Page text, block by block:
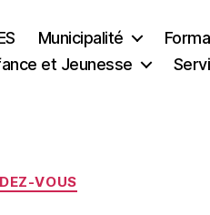
Municipalité
et Jeunesse
Catégories
VOUS